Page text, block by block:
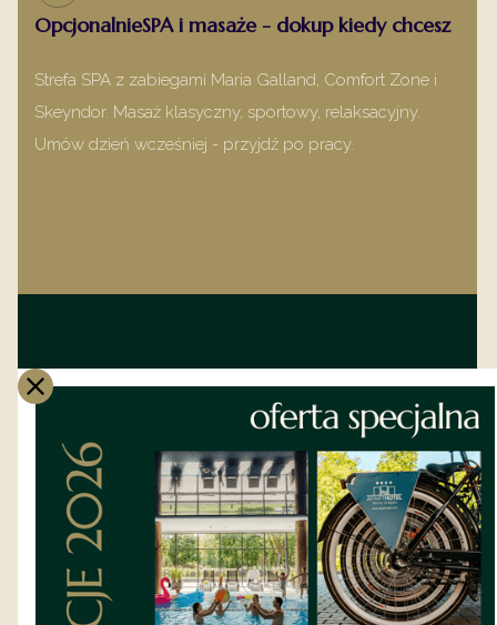
OpcjonalnieSPA i masaże - dokup kiedy chcesz
Strefa SPA z zabiegami Maria Galland, Comfort Zone i
Skeyndor. Masaż klasyczny, sportowy, relaksacyjny.
Umów dzień wcześniej - przyjdź po pracy.
Ważne informacje o
pakiecie
Pakiet Hotel Office obowiązuje odniedzieli
do czwartku- wtedy hotel jest spokojniejszy,
basen bardziej kameralny, a całe miejsce
bardziej Twoje. Dostępne są wyłącznie
pokoje jedno i dwuosobowe bez